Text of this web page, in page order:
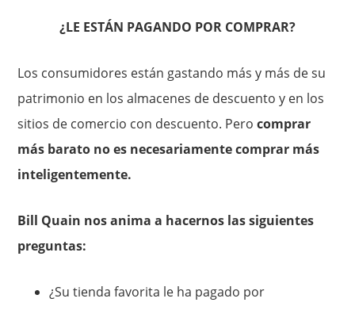
¿LE ESTÁN PAGANDO POR COMPRAR?
Los consumidores están gastando más y más de su
patrimonio en los almacenes de descuento y en los
sitios de comercio con descuento. Perocomprar
más barato no es necesariamente comprar más
inteligentemente.
Bill Quain nos anima a hacernos las siguientes
preguntas:
¿Su tienda favorita le ha pagado por